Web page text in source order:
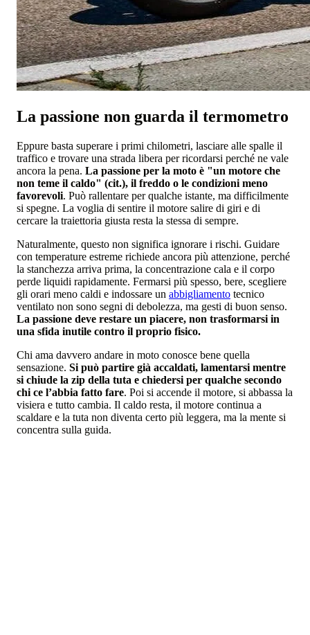
La passione non guarda il termometro
Eppure basta superare i primi chilometri, lasciare alle spalle il
traffico e trovare una strada libera per ricordarsi perché ne vale
ancora la pena. La passione per la moto è "un motore che
non teme il caldo" (cit.), il freddo o le condizioni meno
favorevoli. Può rallentare per qualche istante, ma difficilmente
si spegne. La voglia di sentire il motore salire di giri e di
cercare la traiettoria giusta resta la stessa di sempre.
Naturalmente, questo non significa ignorare i rischi. Guidare
con temperature estreme richiede ancora più attenzione, perché
la stanchezza arriva prima, la concentrazione cala e il corpo
perde liquidi rapidamente. Fermarsi più spesso, bere, scegliere
gli orari meno caldi e indossare un abbigliamento tecnico
ventilato non sono segni di debolezza, ma gesti di buon senso.
La passione deve restare un piacere, non trasformarsi in
una sfida inutile contro il proprio fisico.
Chi ama davvero andare in moto conosce bene quella
sensazione. Si può partire già accaldati, lamentarsi mentre
si chiude la zip della tuta e chiedersi per qualche secondo
chi ce l’abbia fatto fare. Poi si accende il motore, si abbassa la
visiera e tutto cambia. Il caldo resta, il motore continua a
scaldare e la tuta non diventa certo più leggera, ma la mente si
concentra sulla guida.